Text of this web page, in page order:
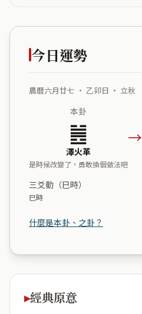
今日運勢
農曆六月廿七 ・ 乙卯日 ・ 立秋
本卦
䷰
澤火革
是時候改變了，勇敢換個做法吧
→
三爻動（巳時）
巳時
什麼是本卦、之卦？
經典原意